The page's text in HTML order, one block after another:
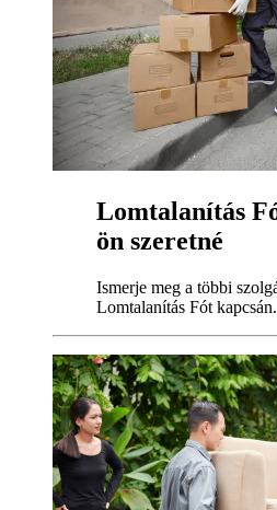
Lomtalanítás
ön szeretné
Ismerje meg a többi
Lomtalanítás Fót kapcsán.